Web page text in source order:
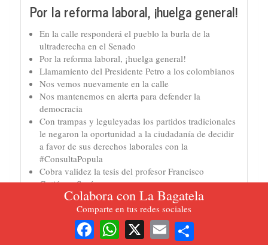
Colabora con La Bagatela
Comparte en tus redes sociales
FacebookWhatsApp
X Email
Por la reforma laboral, ¡huelga general!
En la calle responderá el pueblo la burla de la
ultraderecha en el Senado
Por la reforma laboral, ¡huelga general!
Llamamiento del Presidente Petro a los colombianos
Nos vemos nuevamente en la calle
Nos mantenemos en alerta para defender la
democracia
Con trampas y leguleyadas los partidos tradicionales
le negaron la oportunidad a la ciudadanía de decidir
a favor de sus derechos laborales con la
#ConsultaPopula
Cobra validez la tesis del profesor Francisco
Gutiérrez Sanín
¡Bravo por los estudiantes de la Esap, y su lucha por
la democratización de su Universidad!
¡El estallido del cambio